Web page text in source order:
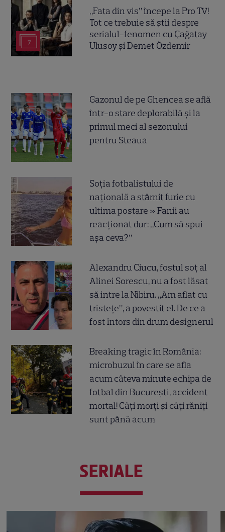
7
„Fata din vis” începe la Pro TV!
Tot ce trebuie să știi despre
serialul-fenomen cu Çağatay
Ulusoy și Demet Özdemir
Gazonul de pe Ghencea se află
într-o stare deplorabilă și la
primul meci al sezonului
pentru Steaua
Soția fotbalistului de
națională a stârnit furie cu
ultima postare » Fanii au
reacționat dur: „Cum să spui
așa ceva?”
Alexandru Ciucu, fostul soț al
Alinei Sorescu, nu a fost lăsat
să intre la Nibiru. „Am aflat cu
tristețe”, a povestit el. De ce a
fost întors din drum designerul
Breaking tragic în România:
microbuzul în care se afla
acum câteva minute echipa de
fotbal din București, accident
mortal! Câți morți și câți răniți
sunt până acum
SERIALE